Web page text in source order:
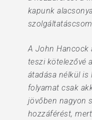
kapunk
A John Hancock
teszi kötelezővé
átadása nélkül is
folyamat csak
jövőben nagyon
hozzáférést,